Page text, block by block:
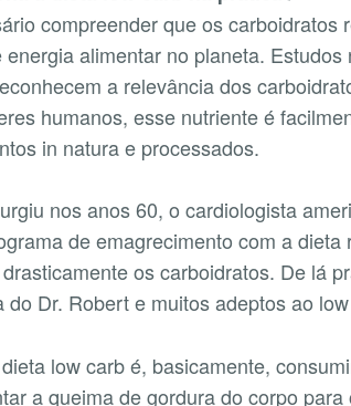
compreender que os carboidratos
alimentar no planeta. Estudos
a relevância dos
humanos, esse nutriente é
in natura e processados.
nos anos 60, o cardiologista
de emagrecimento com a dieta
os carboidratos. De lá
do Dr. Robert e muitos adeptos ao
low carb é, basicamente,
a queima de gordura do corpo